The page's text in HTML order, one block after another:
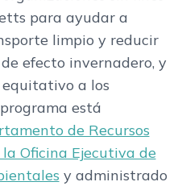
para ayudar a
limpio y reducir
efecto invernadero, y
a los
está
de Recursos
la Oficina Ejecutiva de
y administrado